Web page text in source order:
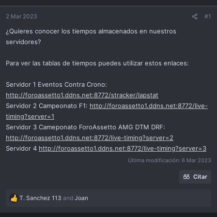
i
2 Mar 2023 #1
¿Quieres conocer los tiempos almacenados en nuestros
servidores?
Para ver las tablas de tiempos puedes utilizar estos enlaces:
Servidor 1 Eventos Contra Crono:
http://foroassetto1.ddns.net:8772/stracker/lapstat
Servidor 2 Campeonato F1: http://foroassetto1.ddns.net:8772/live-
timing?server=1
Servidor 3 Cameponato ForoAssetto AMG DTM DRF:
http://foroassetto1.ddns.net:8772/live-timing?server=2
Servidor 4 http://foroassetto1.ddns.net:8772/live-timing?server=3
Última modificación: 6 Mar 2023
Citar
R
T. Sanchez 113 and Joan